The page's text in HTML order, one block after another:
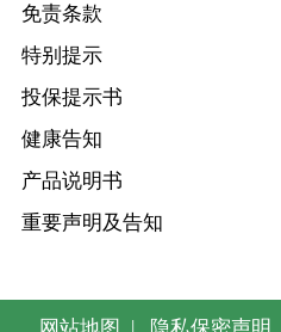
免责条款
特别提示
投保提示书
健康告知
产品说明书
重要声明及告知